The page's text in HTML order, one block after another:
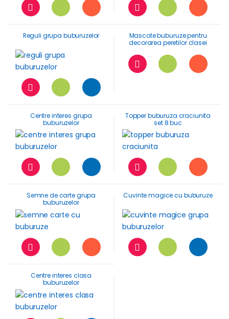
Reguli grupa buburuzelor
Mascote buburuze pentru
decorarea peretilor clasei
Centre interes grupa
buburuzelor
Topper buburuza craciunita
set 8 buc
Semne de carte grupa
buburuzelor
Cuvinte magice cu buburuze
Centre interes clasa
buburuzelor